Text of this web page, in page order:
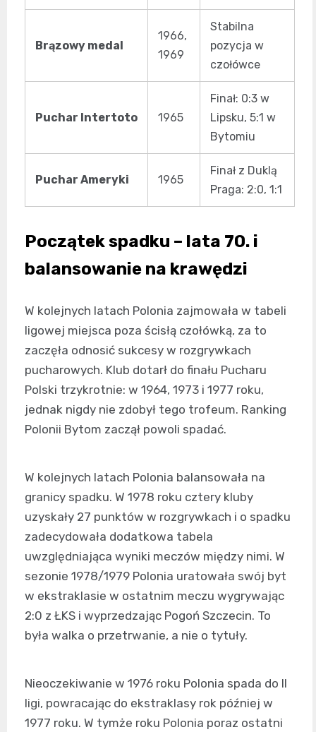
Brązowy medal
1966,
1969
Stabilna
pozycja w
czołówce
Puchar Intertoto 1965
Finał: 0:3 w
Lipsku, 5:1 w
Bytomiu
Puchar Ameryki 1965
Finał z Duklą
Praga: 2:0, 1:1
Początek spadku – lata 70. i
balansowanie na krawędzi
W kolejnych latach Polonia zajmowała w tabeli
ligowej miejsca poza ścisłą czołówką, za to
zaczęła odnosić sukcesy w rozgrywkach
pucharowych. Klub dotarł do finału Pucharu
Polski trzykrotnie: w 1964, 1973 i 1977 roku,
jednak nigdy nie zdobył tego trofeum. Ranking
Polonii Bytom zaczął powoli spadać.
W kolejnych latach Polonia balansowała na
granicy spadku. W 1978 roku cztery kluby
uzyskały 27 punktów w rozgrywkach i o spadku
zadecydowała dodatkowa tabela
uwzględniająca wyniki meczów między nimi. W
sezonie 1978/1979 Polonia uratowała swój byt
w ekstraklasie w ostatnim meczu wygrywając
2:0 z ŁKS i wyprzedzając Pogoń Szczecin. To
była walka o przetrwanie, a nie o tytuły.
Nieoczekiwanie w 1976 roku Polonia spada do II
ligi, powracając do ekstraklasy rok później w
1977 roku. W tymże roku Polonia poraz ostatni